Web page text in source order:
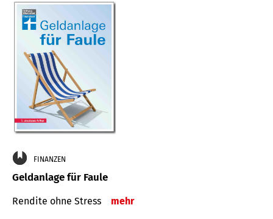
FINANZEN
Geldanlage für Faule
Rendite ohne Stress mehr